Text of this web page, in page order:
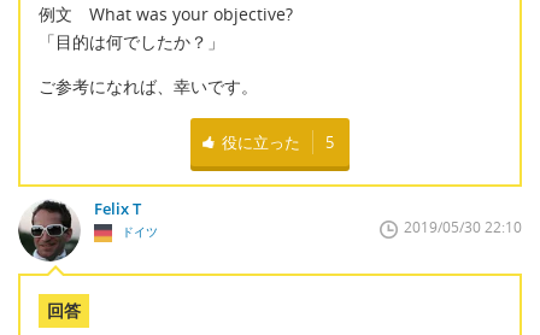
例文 What was your objective?
「目的は何でしたか？」
ご参考になれば、幸いです。
役に立った 5
Felix T
ドイツ 2019/05/30 22:10
回答